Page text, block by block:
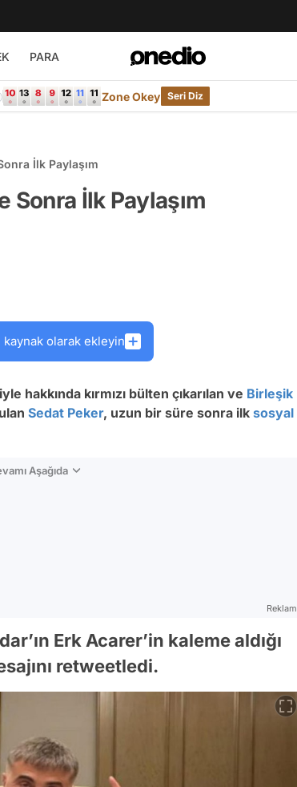
PARA
Zone Okey Seri Diz
İlk Paylaşım
Sonra İlk Paylaşım
kaynak olarak ekleyin
hakkında kırmızı bülten çıkarılan ve Birleşik
Sedat Peker, uzun bir süre sonra ilk sosyal
Aşağıda
Reklam
Erk Acarer’in kaleme aldığı
retweetledi.